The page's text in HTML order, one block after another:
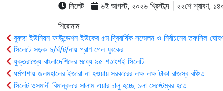
সিলেট
৬ই আগস্ট, ২০২৬ খ্রিস্টাব্দ | ২২শে শ্রাবণ,
শিরোনাম
বুরুঙ্গা ইউনিয়ন ফাউন্ডেশন ইউকের ৫ম দ্বিবার্ষিক সম্মেলন ও নির্বাচনের তফসিল
সিলেটে সড়ক দু/র্ঘ/ট/নায় প্রাণ গেল যুবকের
যুক্তরাজ্যে বাংলাদেশিদের মধ্যে ৯৫ শতাংশই সিলেটি
ধর্মপাশায় জলমহালের ইজারা না হওয়ায় সরকারের লক্ষ লক্ষ টাকা রাজস্ব বঞ্চিত
সিলেট ওসমানী বিমানবন্দরে সালাম এয়ার চালু হচ্ছে ১লা সেপ্টেম্বর হতে